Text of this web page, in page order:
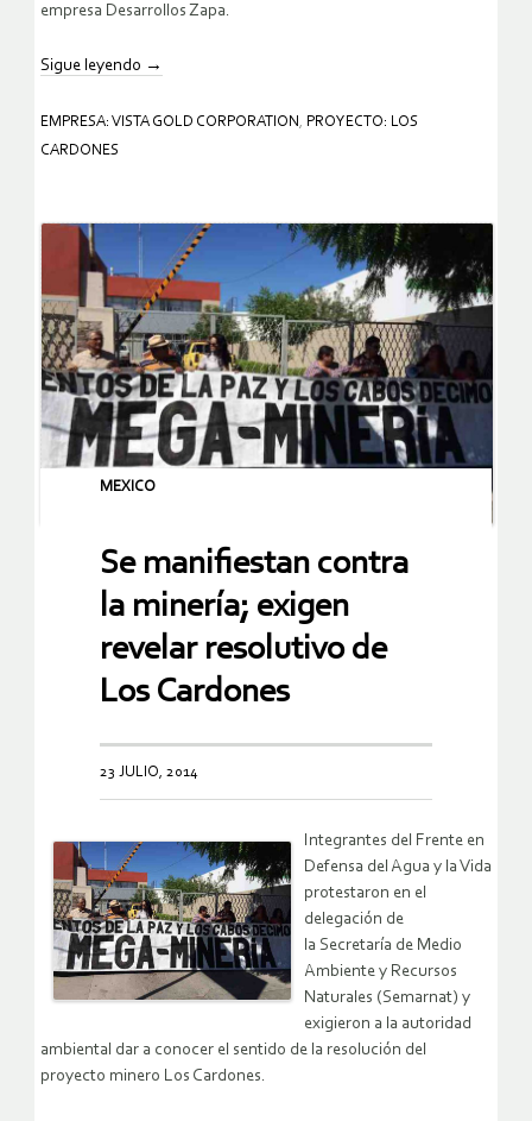
empresa Desarrollos Zapa.
Sigue leyendo →
EMPRESA: VISTA GOLD CORPORATION
PROYECTO: LOS
CARDONES
MEXICO
Se manifiestan contra
la minería; exigen
revelar resolutivo de
Los Cardones
23 JULIO, 2014
Integrantes del Frente en
Defensa del Agua y la Vida
protestaron en el
delegación de
la Secretaría de Medio
Ambiente y Recursos
Naturales (Semarnat) y
exigieron a la autoridad
ambiental dar a conocer el sentido de la resolución del
proyecto minero Los Cardones.